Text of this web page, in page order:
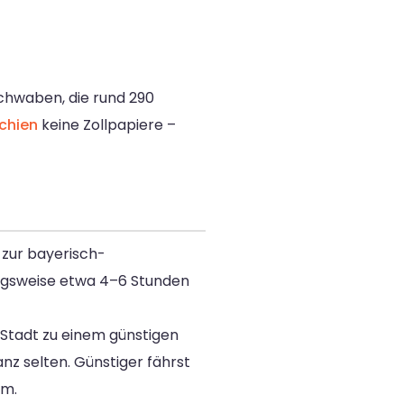
die rund 290
keine Zollpapiere –
bayerisch-
etwa 4–6 Stunden
zu einem günstigen
selten. Günstiger fährst